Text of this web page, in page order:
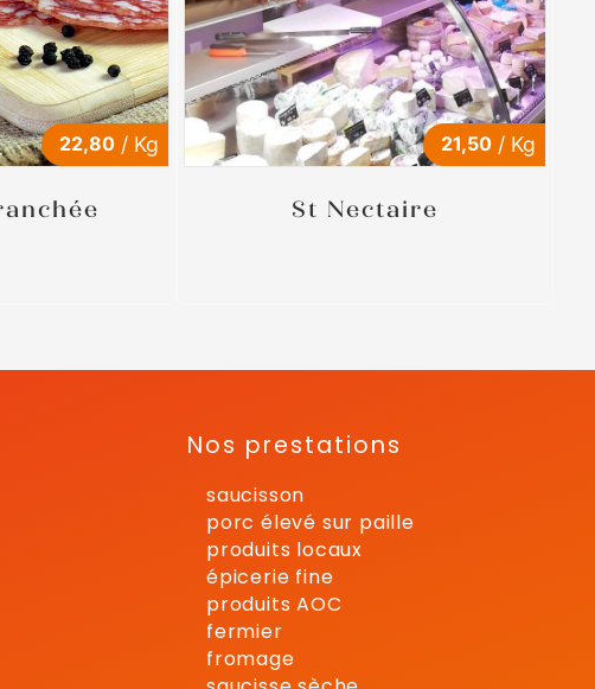
22,80 / Kg 21,50 / Kg
St Nectaire
Nos prestations
saucisson
porc élevé sur paille
produits locaux
épicerie fine
produits AOC
fermier
fromage